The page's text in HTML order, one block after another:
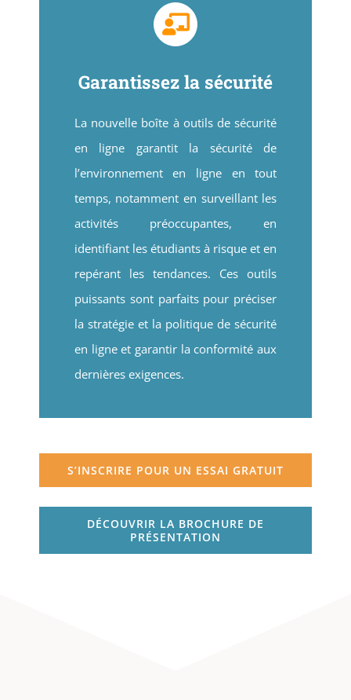
Garantissez la sécurité
La nouvelle boîte à outils de sécurité
en ligne garantit la sécurité de
l’environnement en ligne en tout
temps, notamment en surveillant les
activités préoccupantes, en
identifiant les étudiants à risque et en
repérant les tendances. Ces outils
puissants sont parfaits pour préciser
la stratégie et la politique de sécurité
en ligne et garantir la conformité aux
dernières exigences.
S’INSCRIRE POUR UN ESSAI GRATUIT
DÉCOUVRIR LA BROCHURE DE
PRÉSENTATION